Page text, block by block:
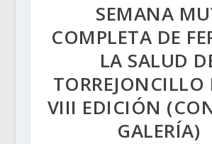
SEMANA
COMPLETA DE
LA SALUD
TORREJONCILLO
VIII EDICIÓN
GALERÍA)